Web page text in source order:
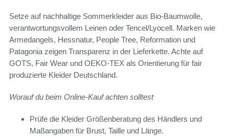
Setze auf nachhaltige Sommerkleider aus Bio-Baumwolle,
verantwortungsvollem Leinen oder Tencel/Lyocell. Marken wie
Armedangels, Hessnatur, People Tree, Reformation und
Patagonia zeigen Transparenz in der Lieferkette. Achte auf
GOTS, Fair Wear und OEKO-TEX als Orientierung für fair
produzierte Kleider Deutschland.
Worauf du beim Online-Kauf achten solltest
Prüfe die Kleider Größenberatung des Händlers und
Maßangaben für Brust, Taille und Länge.